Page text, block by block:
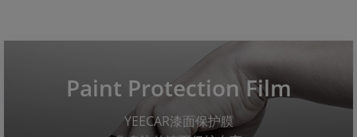
Paint Protection Film
YEECAR漆面保护膜